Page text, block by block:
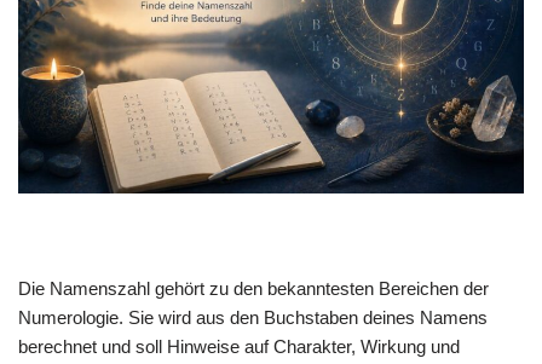
Die Namenszahl gehört zu den bekanntesten Bereichen der
Numerologie. Sie wird aus den Buchstaben deines Namens
berechnet und soll Hinweise auf Charakter, Wirkung und